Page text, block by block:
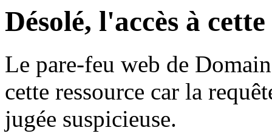
Désolé, l'accès à
Le pare-feu web de
cette ressource car la
jugée suspicieuse.